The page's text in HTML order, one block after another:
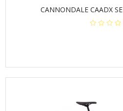
CANNONDALE CAADX